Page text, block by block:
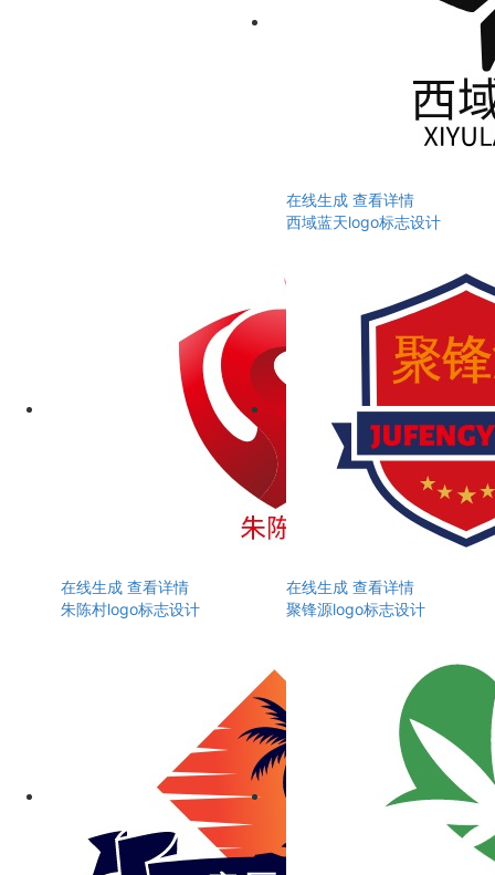
在线生成 查看详情
西域蓝天logo标志设计
在线生成 查看详情
朱陈村logo标志设计
在线生成 查看详情
聚锋源logo标志设计